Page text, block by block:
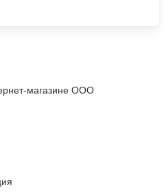
магазине ООО